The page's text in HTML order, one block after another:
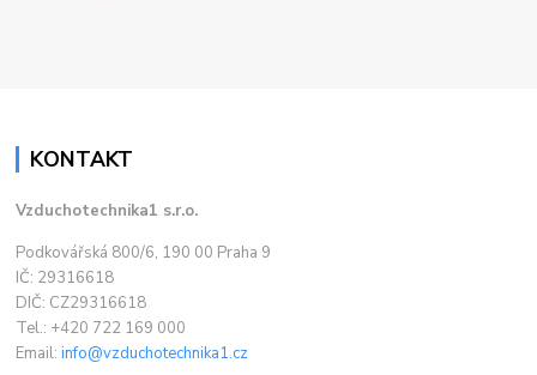
KONTAKT
Vzduchotechnika1 s.r.o.
Podkovářská 800/6, 190 00 Praha 9
IČ: 29316618
DIČ: CZ29316618
Tel.: +420 722 169 000
Email:info@vzduchotechnika1.cz